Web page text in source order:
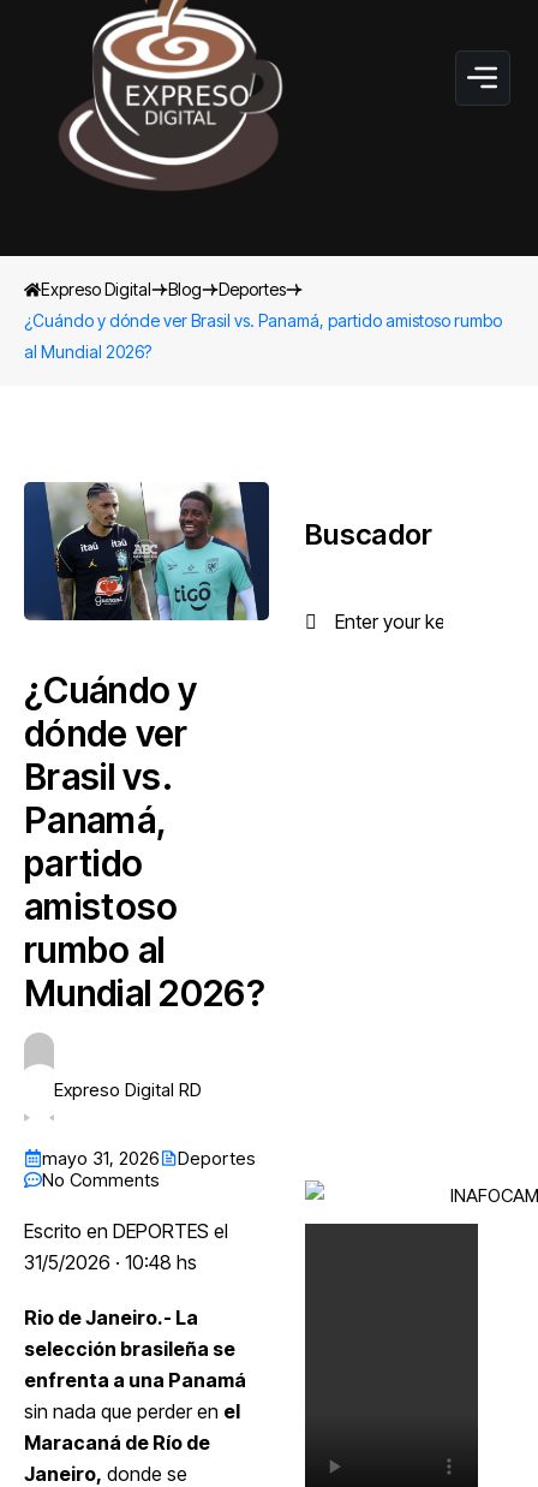
Expreso Digital Blog
Deportes
¿Cuándo y dónde ver Brasil vs. Panamá, partido amistoso rumbo
al Mundial 2026?
¿Cuándo y
dónde ver
Brasil vs.
Panamá,
partido
amistoso
rumbo al
Mundial 2026?
Expreso Digital RD
mayo 31, 2026
Deportes
No Comments
Escrito en DEPORTES el
31/5/2026 · 10:48 hs
Rio de Janeiro.- La
selección brasileña se
enfrenta a una Panamá
sin nada que perder en el
Maracaná de Río de
Janeiro, donde se
Buscador